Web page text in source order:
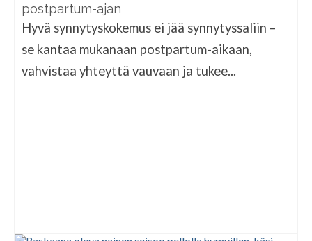
postpartum-ajan
Hyvä synnytyskokemus ei jää synnytyssaliin –
se kantaa mukanaan postpartum-aikaan,
vahvistaa yhteyttä vauvaan ja tukee...